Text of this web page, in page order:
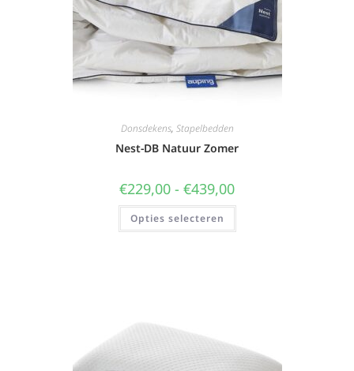
Donsdekens, Stapelbedden
Nest-DB Natuur Zomer
€229,00 - €439,00
Opties selecteren